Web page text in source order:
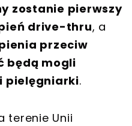
zostanie pierwszy
drive-thru, a
przeciw
będą mogli
pielęgniarki.
terenie Unii